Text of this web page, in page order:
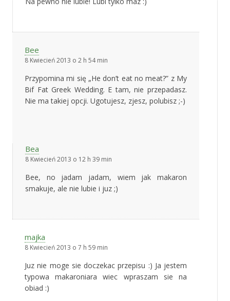
Bee
8 Kwiecień 2013 o 2 h 54 min
Przypomina mi się „He don’t eat no meat?” z My
Bif Fat Greek Wedding. E tam, nie przepadasz.
Nie ma takiej opcji. Ugotujesz, zjesz, polubisz ;-)
Bea
8 Kwiecień 2013 o 12 h 39 min
Bee, no jadam jadam, wiem jak makaron
smakuje, ale nie lubie i juz ;)
majka
8 Kwiecień 2013 o 7 h 59 min
Juz nie moge sie doczekac przepisu :) Ja jestem
typowa makaroniara wiec wpraszam sie na
obiad :)